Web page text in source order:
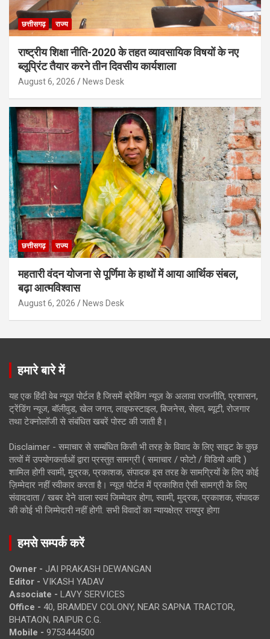
छत्तीसगढ़ राज्य
राष्ट्रीय शिक्षा नीति-2020 के तहत व्यावसायिक विषयों के नए
ब्लूप्रिंट तैयार करने तीन दिवसीय कार्यशाला
August 6, 2026 News Desk
छत्तीसगढ़ राज्य
महतारी वंदन योजना से पूर्णिमा के हाथों में आया आर्थिक संबल,
बढ़ा आत्मविश्वास
August 6, 2026 News Desk
हमारे बारे में
यह एक हिंदी वेब न्यूज़ पोर्टल है जिसमें ब्रेकिंग न्यूज़ के अलावा राजनीति, प्रशासन,
ट्रेंडिंग न्यूज, बॉलीवुड, खेल जगत, लाइफस्टाइल, बिजनेस, सेहत, ब्यूटी, रोजगार
तथा टेक्नोलॉजी से संबंधित खबरें पोस्ट की जाती है।
Disclaimer - समाचार से सम्बंधित किसी भी तरह के विवाद के लिए साइट के कुछ
तत्वों में उपयोगकर्ताओं द्वारा प्रस्तुत सामग्री ( समाचार / फोटो / विडियो आदि )
शामिल होगी स्वामी, मुद्रक, प्रकाशक, संपादक इस तरह के सामग्रियों के लिए कोई
ज़िम्मेदार नहीं स्वीकार करता है। न्यूज़ पोर्टल में प्रकाशित ऐसी सामग्री के लिए
संवाददाता / खबर देने वाला स्वयं जिम्मेदार होगा, स्वामी, मुद्रक, प्रकाशक, संपादक
की कोई भी जिम्मेदारी नहीं होगी. सभी विवादों का न्यायक्षेत्र रायपुर होगा
हमसे सम्पर्क करें
Owner - JAI PRAKASH DEWANGAN
Editor - VIKASH YADAV
Associate - LAVY SERVICES
Office - 40, BRAMDEV COLONY, NEAR SAPNA TRACTOR,
BHATAON, RAIPUR C.G.
Mobile - 9753444500